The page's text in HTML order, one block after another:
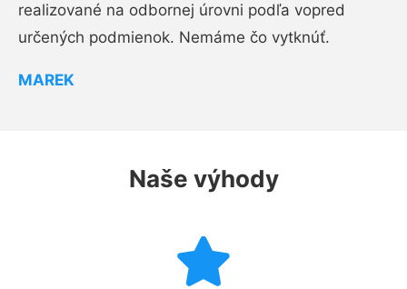
realizované na odbornej úrovni podľa vopred
určených podmienok. Nemáme čo vytknúť.
MAREK
Naše výhody